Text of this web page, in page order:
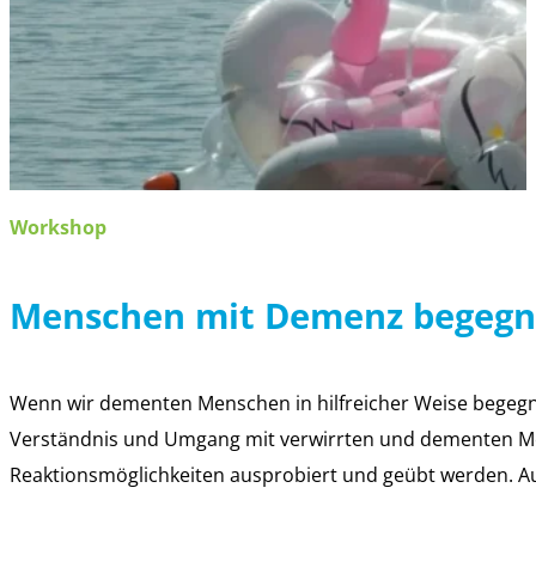
Menschen mit Demenz
Workshop
Wenn wir dementen Menschen in hilfreicher Weise
Verständnis und Umgang mit verwirrten und dementen
Reaktionsmöglichkeiten ausprobiert und geübt werden.